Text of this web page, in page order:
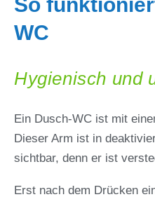
WC
Hygienisch und
Ein Dusch-WC ist mit
Dieser Arm ist in
sichtbar, denn er ist
Erst nach dem Drücken